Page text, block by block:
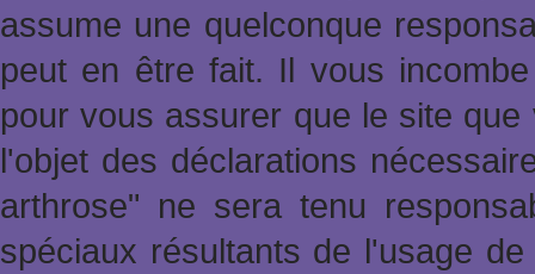
assume une quelconque
peut en être fait. Il vous
pour vous assurer que le site
l'objet des déclarations
arthrose" ne sera tenu
spéciaux résultants de l'usage